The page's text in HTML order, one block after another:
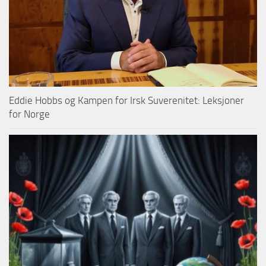
Eddie Hobbs og Kampen for Irsk Suverenitet: Leksjoner
for Norge